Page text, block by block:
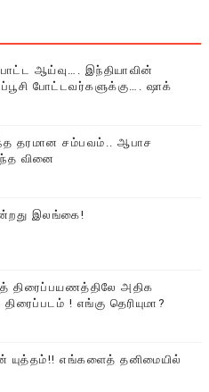
ஆய்வு…. இந்தியாவின்
போட்டவர்களுக்கு…. ஷாக்
தரமான சம்பவம்.. ஆபாச
வினை
இலங்கை!
திரைப்பயணத்திலே அதிக
! எங்கு தெரியுமா?
யுத்தம்!! எங்களைத் தனிமையில்